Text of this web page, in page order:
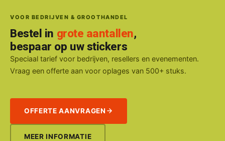
VOOR BEDRIJVEN & GROOTHANDEL
Bestel in grote aantallen,
bespaar op uw stickers
Speciaal tarief voor bedrijven, resellers en evenementen.
Vraag een offerte aan voor oplages van 500+ stuks.
OFFERTE AANVRAGEN
MEER INFORMATIE